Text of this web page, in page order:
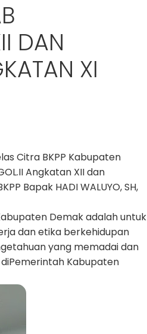
DAN
XI
Citra BKPP Kabupaten
Angkatan XII dan
Bapak HADI WALUYO, SH,
Demak adalah untuk
dan etika berkehidupan
yang memadai dan
Kabupaten